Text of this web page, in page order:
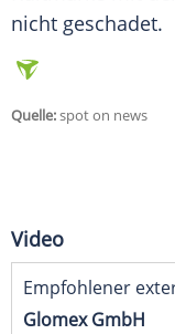
nicht geschadet.
Quelle:spot on news
Video
Empfohlener
Glomex GmbH